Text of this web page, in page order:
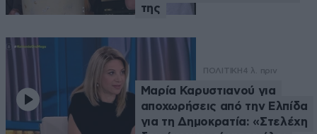
της
ΠΟΛΙΤΙΚΗ4 λ. πριν
Μαρία Καρυστιανού για
αποχωρήσεις από την Ελπίδα
για τη Δημοκρατία: «Στελέχη